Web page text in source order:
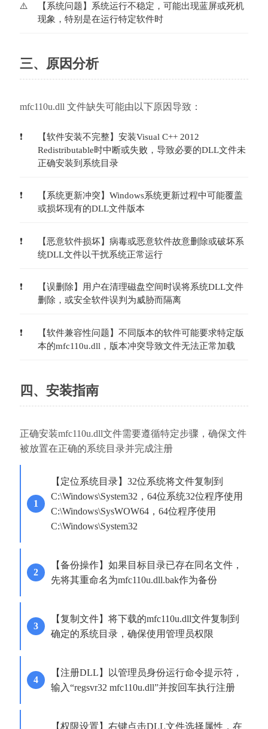
【系统问题】系统运行不稳定，可能出现蓝屏或死机
现象，特别是在运行特定软件时
三、原因分析
mfc110u.dll 文件缺失可能由以下原因导致：
【软件安装不完整】安装Visual C++ 2012
Redistributable时中断或失败，导致必要的DLL文件未
正确安装到系统目录
【系统更新冲突】Windows系统更新过程中可能覆盖
或损坏现有的DLL文件版本
【恶意软件损坏】病毒或恶意软件故意删除或破坏系
统DLL文件以干扰系统正常运行
【误删除】用户在清理磁盘空间时误将系统DLL文件
删除，或安全软件误判为威胁而隔离
【软件兼容性问题】不同版本的软件可能要求特定版
本的mfc110u.dll，版本冲突导致文件无法正常加载
四、安装指南
正确安装mfc110u.dll文件需要遵循特定步骤，确保文件
被放置在正确的系统目录并完成注册
【定位系统目录】32位系统将文件复制到
C:\Windows\System32，64位系统32位程序使用
C:\Windows\SysWOW64，64位程序使用
C:\Windows\System32
【备份操作】如果目标目录已存在同名文件，
先将其重命名为mfc110u.dll.bak作为备份
【复制文件】将下载的mfc110u.dll文件复制到
确定的系统目录，确保使用管理员权限
【注册DLL】以管理员身份运行命令提示符，
输入“regsvr32 mfc110u.dll”并按回车执行注册
【权限设置】右键点击DLL文件选择属性，在